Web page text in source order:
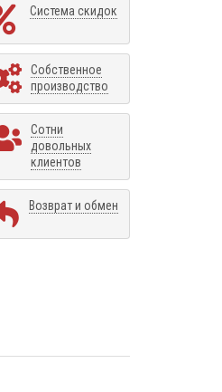
Система скидок
Собственное
производство
Сотни
довольных
клиентов
Возврат и обмен